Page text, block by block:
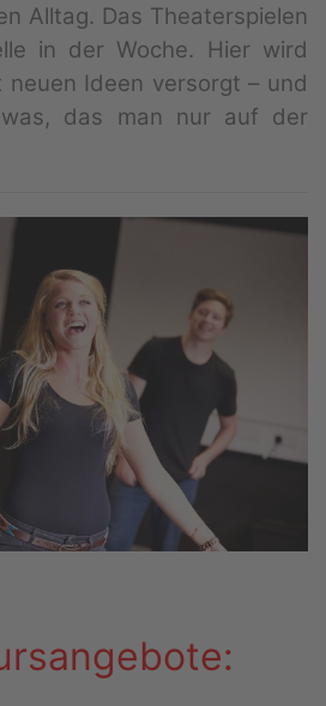
Alltag. Das Theaterspielen
in der Woche. Hier wird
neuen Ideen versorgt – und
das man nur auf der